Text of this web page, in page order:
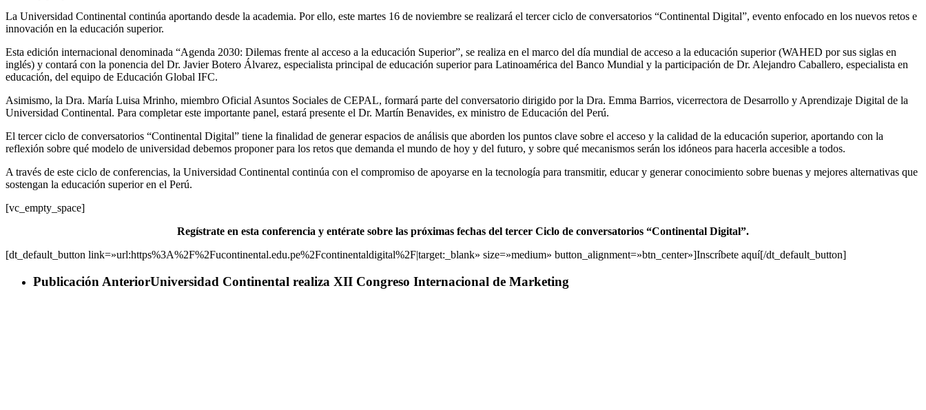
La Universidad Continental continúa aportando desde la academia. Por ello, este martes 16 de noviembre se realizará el tercer ciclo de conversatorios “Continental Digital”, evento enfocado en los nuevos retos e
innovación en la educación superior.
Esta edición internacional denominada “Agenda 2030: Dilemas frente al acceso a la educación Superior”, se realiza en el marco del día mundial de acceso a la educación superior (WAHED por sus siglas en
inglés) y contará con la ponencia del Dr. Javier Botero Álvarez, especialista principal de educación superior para Latinoamérica del Banco Mundial y la participación de Dr. Alejandro Caballero, especialista en
educación, del equipo de Educación Global IFC.
Asimismo, la Dra. María Luisa Mrinho, miembro Oficial Asuntos Sociales de CEPAL, formará parte del conversatorio dirigido por la Dra. Emma Barrios, vicerrectora de Desarrollo y Aprendizaje Digital de la
Universidad Continental. Para completar este importante panel, estará presente el Dr. Martín Benavides, ex ministro de Educación del Perú.
El tercer ciclo de conversatorios “Continental Digital” tiene la finalidad de generar espacios de análisis que aborden los puntos clave sobre el acceso y la calidad de la educación superior, aportando con la
reflexión sobre qué modelo de universidad debemos proponer para los retos que demanda el mundo de hoy y del futuro, y sobre qué mecanismos serán los idóneos para hacerla accesible a todos.
A través de este ciclo de conferencias, la Universidad Continental continúa con el compromiso de apoyarse en la tecnología para transmitir, educar y generar conocimiento sobre buenas y mejores alternativas que
sostengan la educación superior en el Perú.
[vc_empty_space]
Regístrate en esta conferencia y entérate sobre las próximas fechas del tercer Ciclo de conversatorios “Continental Digital”.
[dt_default_button link=»url:https%3A%2F%2Fucontinental.edu.pe%2Fcontinentaldigital%2F|target:_blank» size=»medium» button_alignment=»btn_center»]Inscríbete aquí[/dt_default_button]
Publicación AnteriorUniversidad Continental realiza XII Congreso Internacional de Marketing